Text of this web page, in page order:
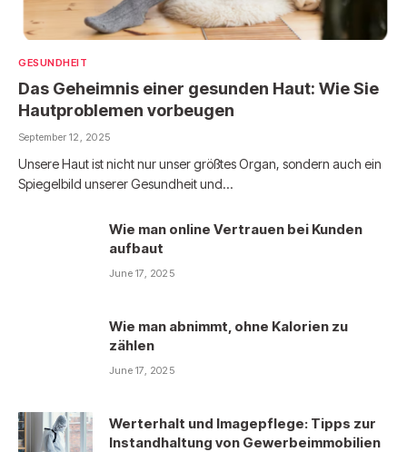
GESUNDHEIT
Das Geheimnis einer gesunden Haut: Wie Sie
Hautproblemen vorbeugen
September 12, 2025
Unsere Haut ist nicht nur unser größtes Organ, sondern auch ein
Spiegelbild unserer Gesundheit und…
Wie man online Vertrauen bei Kunden
aufbaut
June 17, 2025
Wie man abnimmt, ohne Kalorien zu
zählen
June 17, 2025
Werterhalt und Imagepflege: Tipps zur
Instandhaltung von Gewerbeimmobilien